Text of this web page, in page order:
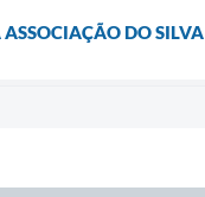
DO SILVA